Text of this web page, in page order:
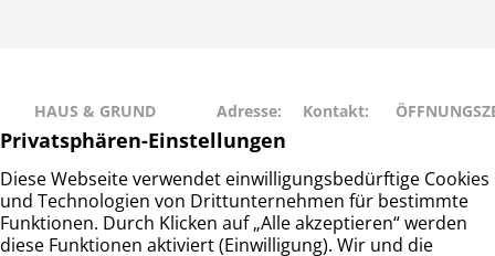
HAUS & GRUND
RAHLSTEDT
Haus- und
Grundeigentümerverein
Hamburg-Rahlstedt e.V.
Adresse:
Schweriner
Str. 27
22143
Hamburg
Kontakt:
– 677 88 66
info@hug-
rahlstedt.de
• Freitag:
14:00
Dienstag •